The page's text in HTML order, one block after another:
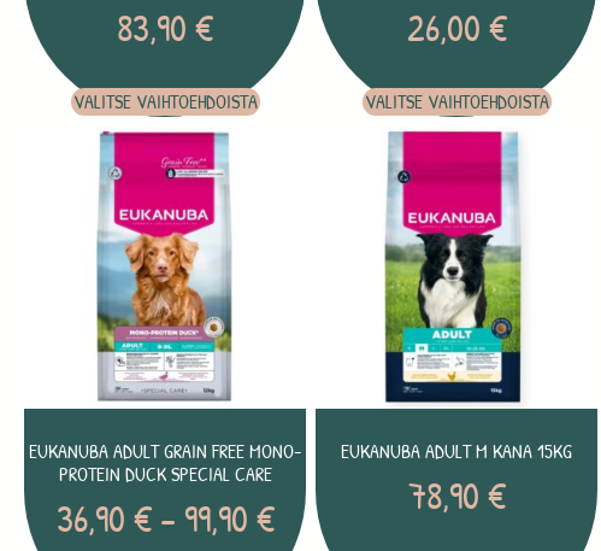
83,90€
VALITSE VAIHTOEHDOISTA
26,00€
VALITSE VAIHTOEHDOISTA
EUKANUBA ADULT GRAIN FREE MONO-
PROTEIN DUCK SPECIAL CARE
36,90€– 99,90€
EUKANUBA ADULT M KANA 15KG
78,90€